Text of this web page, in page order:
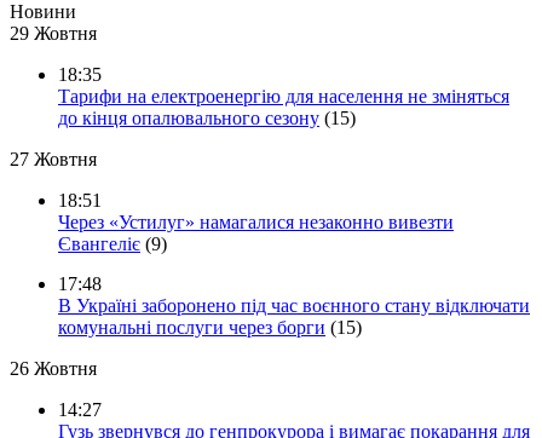
Новини
29 Жовтня
18:35
Тарифи на електроенергію для населення не зміняться
до кінця опалювального сезону (15)
27 Жовтня
18:51
Через «Устилуг» намагалися незаконно вивезти
Євангеліє (9)
17:48
В Україні заборонено під час воєнного стану відключати
комунальні послуги через борги (15)
26 Жовтня
14:27
Гузь звернувся до генпрокурора і вимагає покарання для